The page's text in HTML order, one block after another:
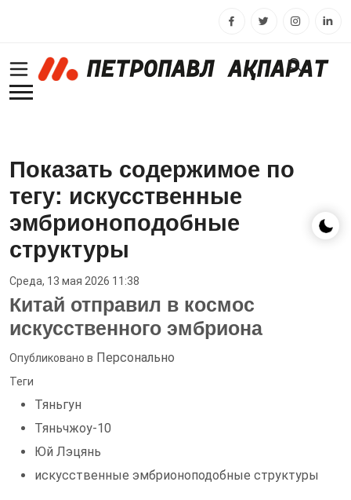
Показать содержимое по
тегу: искусственные
эмбрионоподобные
структуры
Среда, 13 мая 2026 11:38
Китай отправил в космос
искусственного эмбриона
Опубликовано в Персонально
Теги
Тяньгун
Тяньчжоу-10
Юй Лэцянь
искусственные эмбрионоподобные структуры